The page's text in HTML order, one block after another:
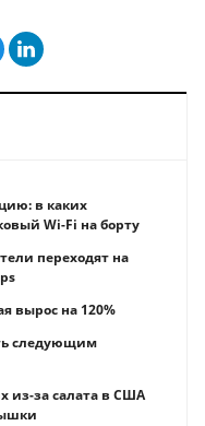
в каких
Wi-Fi на борту
переходят на
вырос на 120%
следующим
из-за салата в США